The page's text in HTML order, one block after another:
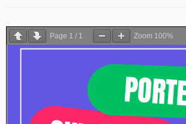
Page 1 / 1 Zoom 100%